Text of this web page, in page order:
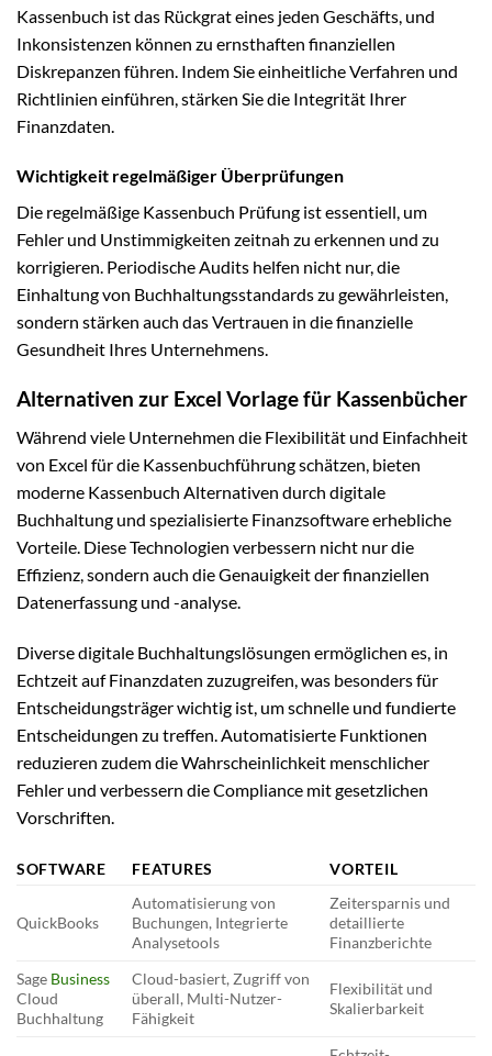
Kassenbuch ist das Rückgrat eines jeden Geschäfts, und
Inkonsistenzen können zu ernsthaften finanziellen
Diskrepanzen führen. Indem Sie einheitliche Verfahren und
Richtlinien einführen, stärken Sie die Integrität Ihrer
Finanzdaten.
Wichtigkeit regelmäßiger Überprüfungen
Die regelmäßige Kassenbuch Prüfung ist essentiell, um
Fehler und Unstimmigkeiten zeitnah zu erkennen und zu
korrigieren. Periodische Audits helfen nicht nur, die
Einhaltung von Buchhaltungsstandards zu gewährleisten,
sondern stärken auch das Vertrauen in die finanzielle
Gesundheit Ihres Unternehmens.
Alternativen zur Excel Vorlage für Kassenbücher
Während viele Unternehmen die Flexibilität und Einfachheit
von Excel für die Kassenbuchführung schätzen, bieten
moderne Kassenbuch Alternativen durch digitale
Buchhaltung und spezialisierte Finanzsoftware erhebliche
Vorteile. Diese Technologien verbessern nicht nur die
Effizienz, sondern auch die Genauigkeit der finanziellen
Datenerfassung und -analyse.
Diverse digitale Buchhaltungslösungen ermöglichen es, in
Echtzeit auf Finanzdaten zuzugreifen, was besonders für
Entscheidungsträger wichtig ist, um schnelle und fundierte
Entscheidungen zu treffen. Automatisierte Funktionen
reduzieren zudem die Wahrscheinlichkeit menschlicher
Fehler und verbessern die Compliance mit gesetzlichen
Vorschriften.
SOFTWARE FEATURES VORTEIL
QuickBooks
Automatisierung von
Buchungen, Integrierte
Analysetools
Zeitersparnis und
detaillierte
Finanzberichte
Sage Business
Cloud
Buchhaltung
Cloud-basiert, Zugriff von
überall, Multi-Nutzer-
Fähigkeit
Flexibilität und
Skalierbarkeit